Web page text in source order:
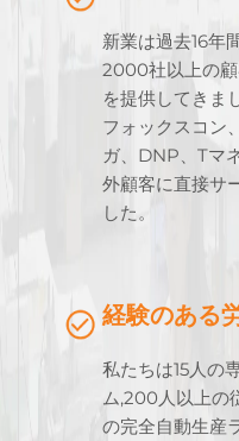
新業は過去16年
2000社以上の
を提供してきま
フォックスコン
ガ、DNP、Tマ
外顧客に直接サ
した。
経験のある
私たちは15人の
ム,200人以上の
の完全自動生産